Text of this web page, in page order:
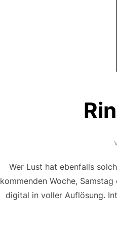
Wer Lust hat ebenfalls
kommenden Woche,
digital in voller Auflösung.